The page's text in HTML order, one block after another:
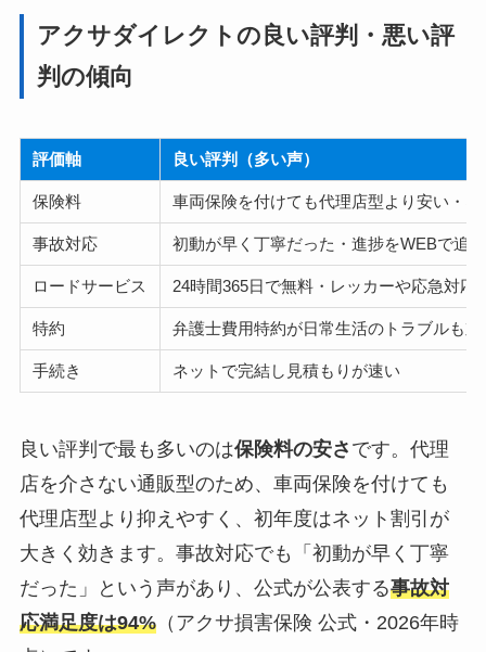
アクサダイレクトの良い評判・悪い評
判の傾向
評価軸 良い評判（多い声）
保険料 車両保険を付けても代理店型より安い・
事故対応 初動が早く丁寧だった・進捗をWEBで追
ロードサービス 24時間365日で無料・レッカーや応急対応
特約 弁護士費用特約が日常生活のトラブルも
手続き ネットで完結し見積もりが速い
良い評判で最も多いのは保険料の安さ です。代理
店を介さない通販型のため、車両保険を付けても
代理店型より抑えやすく、初年度はネット割引が
大きく効きます。事故対応でも「初動が早く丁寧
だった」という声があり、公式が公表する事故対
応満足度は94%（アクサ損害保険 公式・2026年時